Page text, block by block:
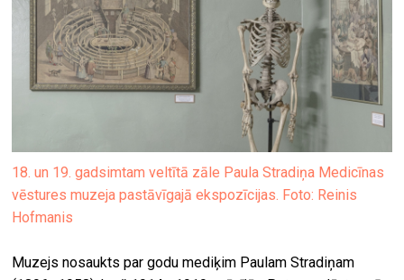
18. un 19. gadsimtam veltītā zāle Paula Stradiņa Medicīnas
vēstures muzeja pastāvīgajā ekspozīcijas. Foto: Reinis
Hofmanis
Muzejs nosaukts par godu mediķim Paulam Stradiņam